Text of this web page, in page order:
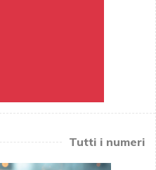
Tutti i numeri